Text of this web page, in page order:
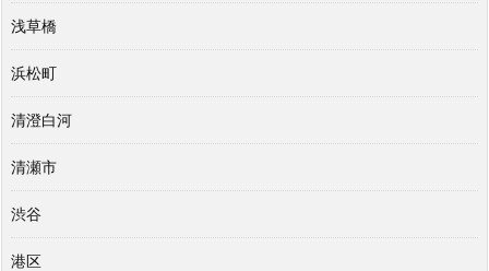
浅草橋
浜松町
清澄白河
清瀬市
渋谷
港区